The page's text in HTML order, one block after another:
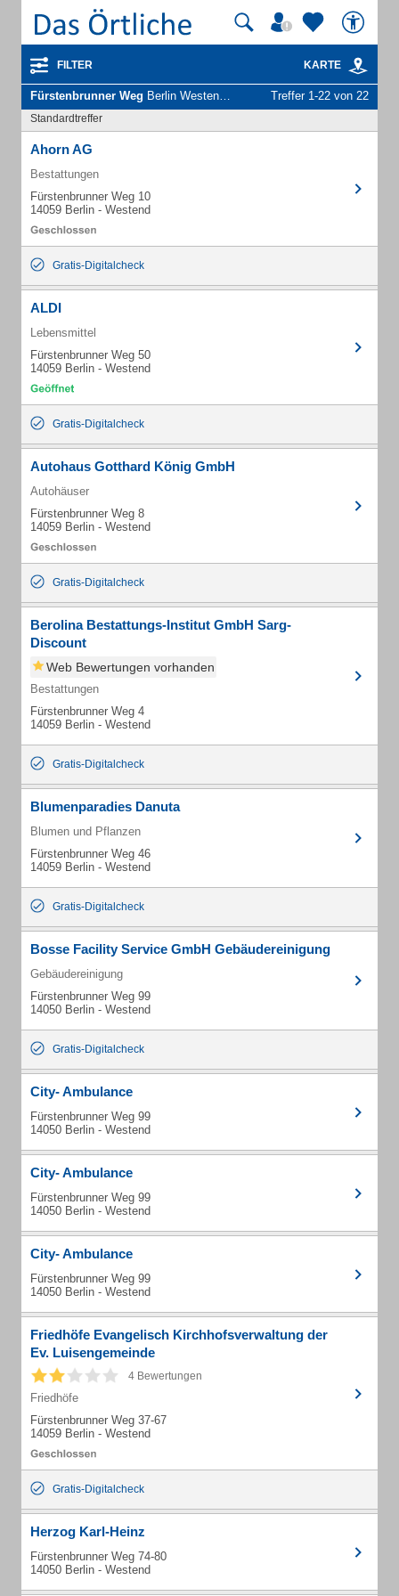
FILTER KARTE
Fürstenbrunner Weg Berlin Westend - Unternehmen und Personen Treffer 1-22 von 22
Standardtreffer
Ahorn AG
Bestattungen
Fürstenbrunner Weg 10
14059 Berlin - Westend
Gratis-Digitalcheck
ALDI
Lebensmittel
Fürstenbrunner Weg 50
14059 Berlin - Westend
Gratis-Digitalcheck
Autohaus Gotthard König GmbH
Autohäuser
Fürstenbrunner Weg 8
14059 Berlin - Westend
Gratis-Digitalcheck
Berolina Bestattungs-Institut GmbH Sarg-
Discount
Web Bewertungen vorhanden
Bestattungen
Fürstenbrunner Weg 4
14059 Berlin - Westend
Gratis-Digitalcheck
Blumenparadies Danuta
Blumen und Pflanzen
Fürstenbrunner Weg 46
14059 Berlin - Westend
Gratis-Digitalcheck
Bosse Facility Service GmbH Gebäudereinigung
Gebäudereinigung
Fürstenbrunner Weg 99
14050 Berlin - Westend
Gratis-Digitalcheck
City- Ambulance
Fürstenbrunner Weg 99
14050 Berlin - Westend
City- Ambulance
Fürstenbrunner Weg 99
14050 Berlin - Westend
City- Ambulance
Fürstenbrunner Weg 99
14050 Berlin - Westend
Friedhöfe Evangelisch Kirchhofsverwaltung der
Ev. Luisengemeinde
4 Bewertungen
Friedhöfe
Fürstenbrunner Weg 37-67
14059 Berlin - Westend
Gratis-Digitalcheck
Herzog Karl-Heinz
Fürstenbrunner Weg 74-80
14050 Berlin - Westend